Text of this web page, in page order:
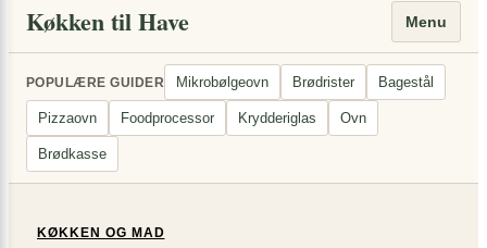
Køkken til Have Menu
POPULÆRE GUIDER Mikrobølgeovn Brødrister Bagestål
Pizzaovn Foodprocessor Krydderiglas Ovn
Brødkasse
KØKKEN OG MAD